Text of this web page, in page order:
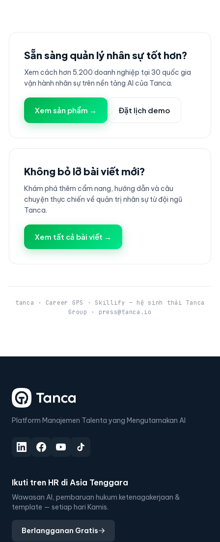
Sẵn sàng quản lý nhân sự tốt hơn?
Xem cách hơn 5.200 doanh nghiệp tại 30 quốc gia
vận hành nhân sự trên nền tảng AI của Tanca.
Xem sản phẩm → Đặt lịch demo
Không bỏ lỡ bài viết mới?
Khám phá thêm cẩm nang, hướng dẫn và câu
chuyện thực chiến về quản trị nhân sự từ đội ngũ
Tanca.
Xem tất cả bài viết →
tanca · Career GPS · Skillify — hệ sinh thái Tanca
Group · press@tanca.io
Platform Manajemen Talenta yang Mengutamakan AI
Ikuti tren HR di Asia Tenggara
Wawasan AI, pembaruan hukum ketenagakerjaan &
template — setiap hari Kamis.
Berlangganan Gratis